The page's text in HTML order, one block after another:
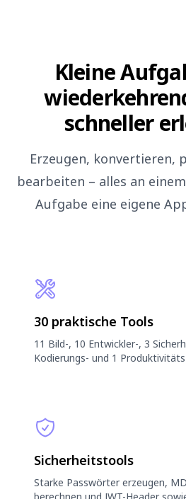
Kleine
schneller
Erzeugen, konvertieren,
bearbeiten – alles an
Aufgabe eine eigene
30 praktische Tools
11 Bild-, 10 Entwickler-, 3
Kodierungs- und 1
Sicherheitstools
Starke Passwörter erzeugen,